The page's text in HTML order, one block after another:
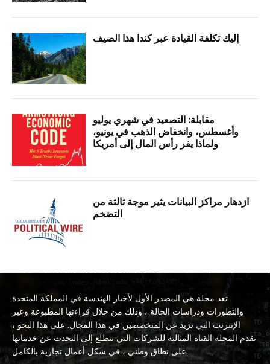
إليك تكلفة القيادة عبر كندا هذا الصيف
مقابلة: التصعيد في شهري يوليو
وأغسطس، وانخفاض الذهب في يونيو،
ولماذا يفر رأس المال إلى أمريكا
ازدهار مراكز البيانات يثير موجة ثالثة من
التضخم
تعد مجلة هي المصدر الأول لأخبار الهندسة في المملكة المتحدة
والتطورات ودراسات الحالة ، وذلك من خلال قراءتها المطبوعة وعبر
الإنترنت التي تزيد عن المتخصصين في هذا المجال. على هذا النحو ،
تقدم المجلة القناة المثالية للشركات التي تتطلع إلى التحدث عن خدماتها
على نطاق وطني ، في شكل أعمال تجارية بالكامل.